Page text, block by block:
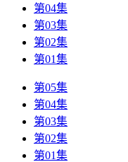
第04集
第03集
第02集
第01集
第05集
第04集
第03集
第02集
第01集